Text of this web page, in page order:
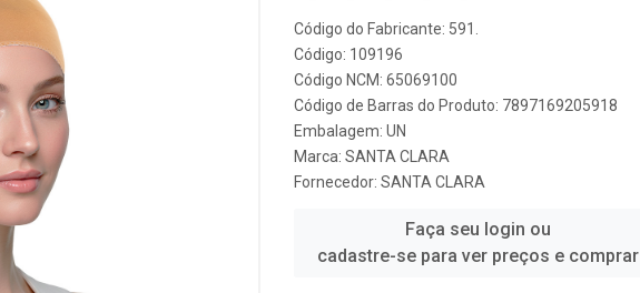
Código do Fabricante: 591.
Código: 109196
Código NCM: 65069100
Código de Barras do Produto: 7897169205918
Embalagem: UN
Marca: SANTA CLARA
Fornecedor: SANTA CLARA
Faça seu login ou
cadastre-se para ver preços e comprar